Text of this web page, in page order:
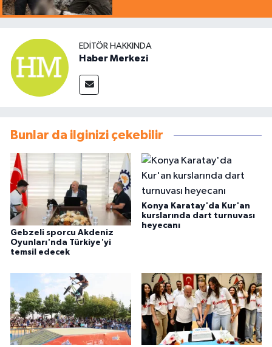
EDITÖR HAKKINDA
Haber Merkezi
Bunlar da ilginizi çekebilir
Gebzeli sporcu Akdeniz
Oyunları'nda Türkiye'yi
temsil edecek
Konya Karatay'da Kur'an
kurslarında dart turnuvası
heyecanı